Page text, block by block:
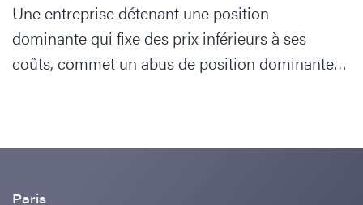
Une entreprise détenant une position
dominante qui fixe des prix inférieurs à ses
coûts, commet un abus de position dominante…
Paris